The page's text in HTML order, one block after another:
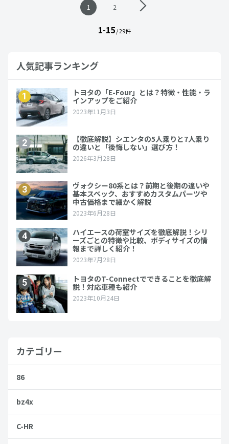
ン
1 2
1-15/ 29件
人気記事ランキング
カテゴリー
86
bz4x
C-HR